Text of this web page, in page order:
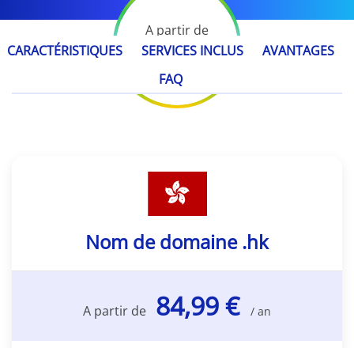
A partir de
84,99 € / an
CARACTÉRISTIQUES SERVICES INCLUS
AVANTAGES
FAQ
Nom de domaine .hk
A partir de 84,99 € / an